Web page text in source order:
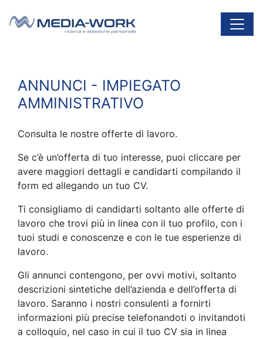
Navigazione principale
ANNUNCI - IMPIEGATO
AMMINISTRATIVO
Consulta le nostre offerte di lavoro.
Se c’è un’offerta di tuo interesse, puoi cliccare per
avere maggiori dettagli e candidarti compilando il
form ed allegando un tuo CV.
Ti consigliamo di candidarti soltanto alle offerte di
lavoro che trovi più in linea con il tuo profilo, con i
tuoi studi e conoscenze e con le tue esperienze di
lavoro.
Gli annunci contengono, per ovvi motivi, soltanto
descrizioni sintetiche dell’azienda e dell’offerta di
lavoro. Saranno i nostri consulenti a fornirti
informazioni più precise telefonandoti o invitandoti
a colloquio, nel caso in cui il tuo CV sia in linea